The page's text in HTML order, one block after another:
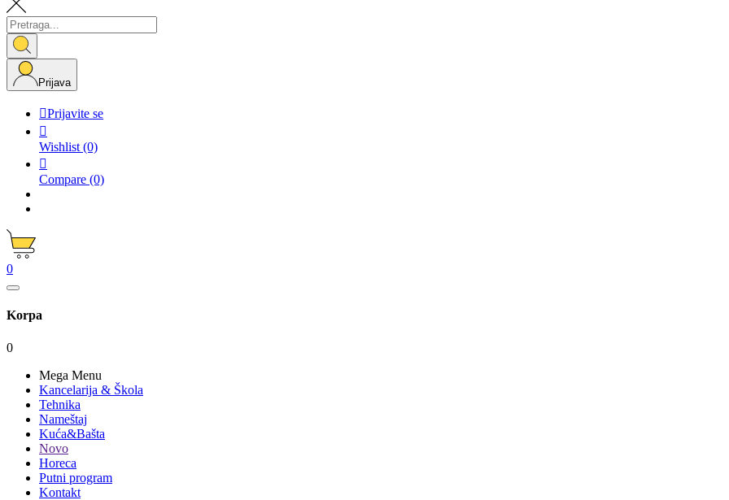
Prijava
Prijavite se

Wishlist (0)

Compare (0)
0
Korpa
0
Mega Menu
Kancelarija & Škola
Tehnika
Nameštaj
Kuća&Bašta
Novo
Horeca
Putni program
Kontakt